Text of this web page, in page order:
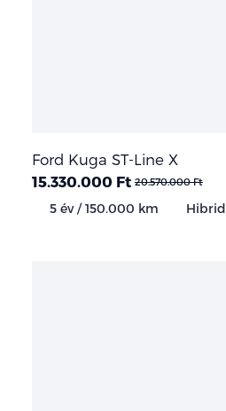
Ford Kuga ST-Line X
15.330.000 Ft 20.570.000 Ft
5 év / 150.000 km Hibrid